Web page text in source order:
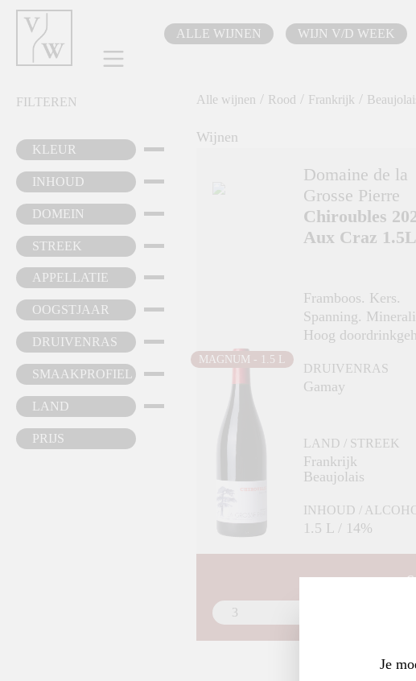
Ga naar de hoofdnavigatie
ALLE WIJNEN WIJN V/D WEEK
FILTEREN
KLEUR
INHOUD
DOMEIN
STREEK
APPELLATIE
OOGSTJAAR
DRUIVENRAS
SMAAKPROFIEL
LAND
PRIJS
Alle wijnen / Rood / Frankrijk /
Wijnen
MAGNUM - 1.5 L
Domaine de la
Grosse Pierre
Chiroubles
Aux Craz 1.5L
Framboos. Kers.
Spanning.
Hoog
DRUIVENRAS
Gamay
LAND / STREEK
Frankrijk
Beaujolais
INHOUD /
1.5 L / 14%
Je